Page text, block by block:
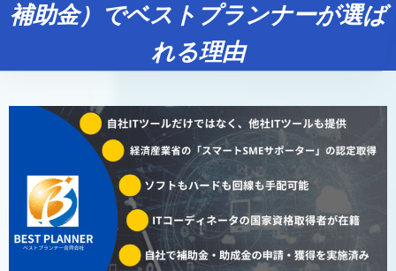
補助金）でベストプランナーが選ば
れる理由